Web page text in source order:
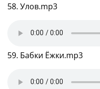
58. Улов.mp3
59. Бабки Ёжки.mp3